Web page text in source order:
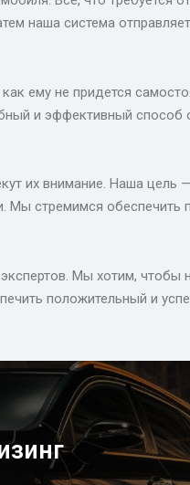
наша система
ему не придется
и эффективный способ
их внимание. Наша цель
стремимся обеспечить
Мы хотим, чтобы
положительный и